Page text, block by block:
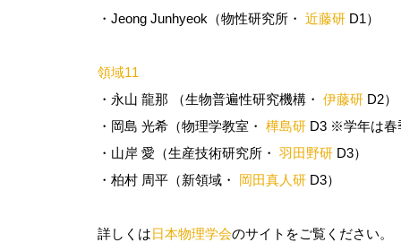
・Jeong Junhyeok（物性研究所・ 近藤研D1）
領域11
・永山 龍那 （生物普遍性研究機構・ 伊藤研D2）
・岡島 光希（物理学教室・ 樺島研D3 ※学年は春
・山岸 愛（生産技術研究所・ 羽田野研D3）
・柏村 周平（新領域・ 岡田真人研D3）
詳しくは日本物理学会のサイトをご覧ください。